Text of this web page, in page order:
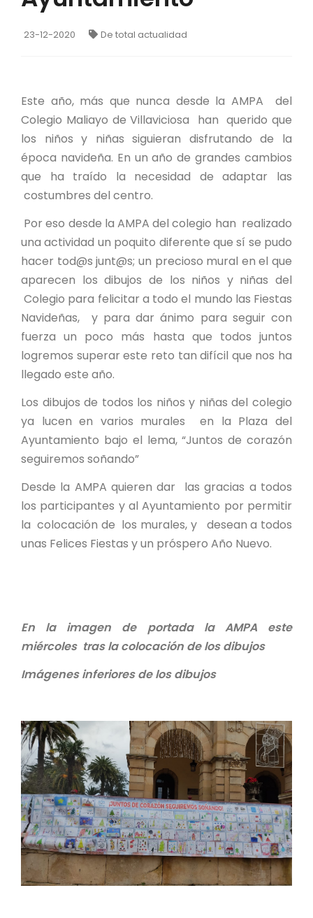
23-12-2020 De total actualidad
Este año, más que nunca desde la AMPA del
Colegio Maliayo de Villaviciosa han querido que
los niños y niñas siguieran disfrutando de la
época navideña. En un año de grandes cambios
que ha traído la necesidad de adaptar las
costumbres del centro.
Por eso desde la AMPA del colegio han realizado
una actividad un poquito diferente que sí se pudo
hacer tod@s junt@s; un precioso mural en el que
aparecen los dibujos de los niños y niñas del
Colegio para felicitar a todo el mundo las Fiestas
Navideñas, y para dar ánimo para seguir con
fuerza un poco más hasta que todos juntos
logremos superar este reto tan difícil que nos ha
llegado este año.
Los dibujos de todos los niños y niñas del colegio
ya lucen en varios murales en la Plaza del
Ayuntamiento bajo el lema, “Juntos de corazón
seguiremos soñando”
Desde la AMPA quieren dar las gracias a todos
los participantes y al Ayuntamiento por permitir
la colocación de los murales, y desean a todos
unas Felices Fiestas y un próspero Año Nuevo.
En la imagen de portada la AMPA este
miércoles tras la colocación de los dibujos
Imágenes inferiores de los dibujos